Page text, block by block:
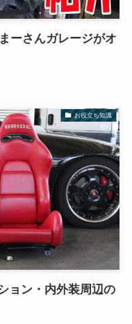
ーさんガレージがオ
お役立ち知識
ョン・内外装周辺の